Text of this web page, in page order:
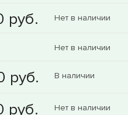
Нет в наличии
Нет в наличии
В наличии
Нет в наличии